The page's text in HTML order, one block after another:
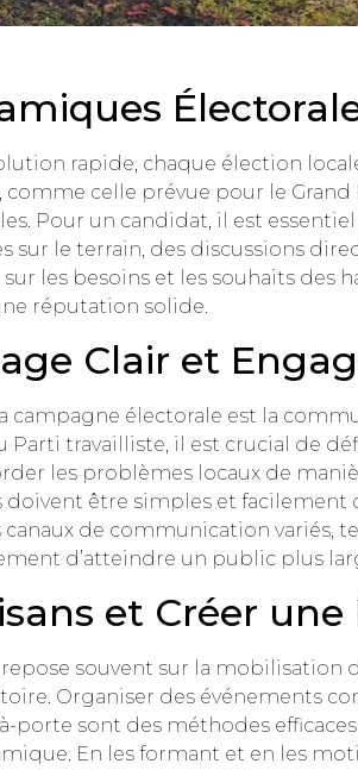
rapide, chaque élection
celle prévue pour le
Pour un candidat, il est
sur le terrain, des discussions
sur les besoins et les souhaits
réputation solide.
Clair et
campagne électorale est la
travailliste, il est crucial de
les problèmes locaux de
doivent être simples et
de communication variés,
d’atteindre un public plus
et Créer
souvent sur la mobilisation
Organiser des événements
porte sont des méthodes
En les formant et en les